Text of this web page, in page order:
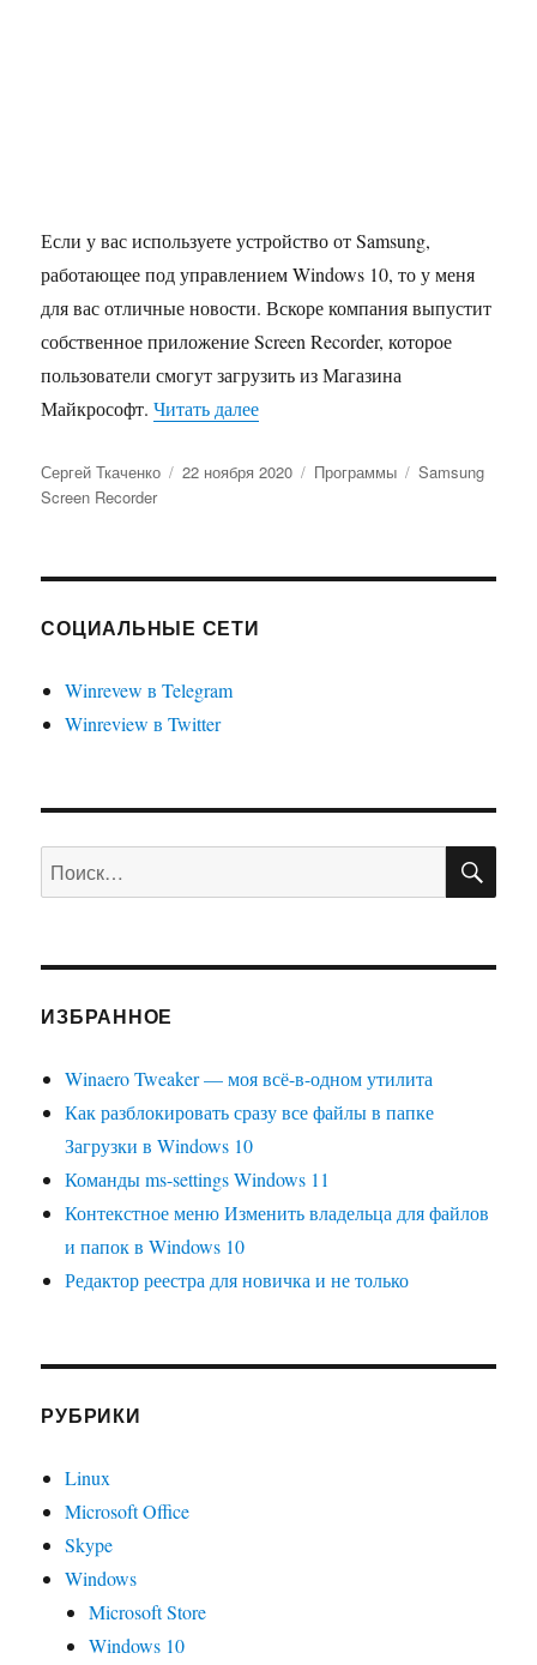
Если у вас используете устройство от Samsung,
работающее под управлением Windows 10, то у меня
для вас отличные новости. Вскоре компания выпустит
собственное приложение Screen Recorder, которое
пользователи смогут загрузить из Магазина
Майкрософт.Читать далее«Samsung работает над
Автор
Сергей Ткаченко Опубликовано
22 ноября 2020 Рубрики
Программы Метки
Samsung
Screen Recorder
СОЦИАЛЬНЫЕ СЕТИ
Winrevew в Telegram
Winreview в Twitter
Искать:
ИЗБРАННОЕ
Winaero Tweaker — моя всё-в-одном утилита
Как разблокировать сразу все файлы в папке
Загрузки в Windows 10
Команды ms-settings Windows 11
Контекстное меню Изменить владельца для файлов
и папок в Windows 10
Редактор реестра для новичка и не только
РУБРИКИ
Linux
Microsoft Office
Skype
Windows
Microsoft Store
Windows 10